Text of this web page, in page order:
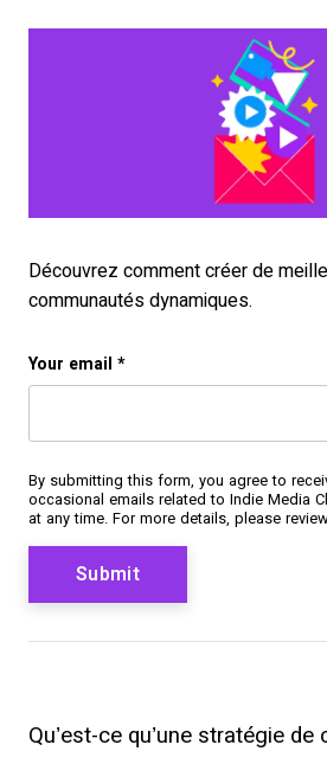
Découvrez comment créer de
communautés dynamiques.
Instagram
Your email *
By submitting this form, you agree to
occasional emails related to Indie Media
at any time. For more details, please
Qu’est-ce qu’une stratégie de